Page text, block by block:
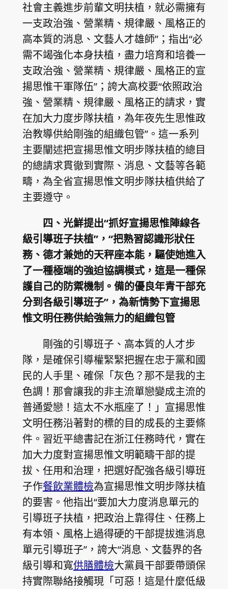
社會主義進步前輩文明扶植，就必需擁有
一支政治強、營業精、規律嚴、風格正的
高本質的消息、文藝人才雄師”；指出“必
需不竭強化本身扶植，盡力培育和培養一
支政治強、營業精、規律嚴、風格正的宣
揚思惟干軍隊伍”；誇大高校要“依照政治
強、營業精、規律嚴、風格正的請求，實
在加大力度步隊扶植，為年夜先生思惟政
治教導供給剛強的組織包管”。這一系列
主要闡述把宣揚思惟文明步隊扶植的總目
的總請求貫徹到實際、消息、文藝等各範
疇，為全省宣揚思惟文明步隊扶植供給了
主要遵守。
四、光鮮提出“抓好宣揚思惟陣線各
級引導班子扶植”，“把熟習認識形狀任
務、德才兼她的天秤座本能，驅使她進入
了一種極端的強迫協調模式，這是一種保
護自己的防禦機制。備的優良年青干部充
分到各級引導班子”，為新情勢下宣揚思
惟文明任務供給強無力的組織包管
剛強的引導班子、高本質的人才步
隊，是確保引導權緊緊把握在忠于黨和國
民的人手里、確保「灰色？那不是我的主
色調！那會讓我的非主流單戀變成主流的
普通愛戀！這太不水瓶座了！」宣揚思惟
文明任務沿著對的標的目的成長的主要條
件。習近平總書記在浙江任務時代，實在
加大力度對宣揚思惟文明範疇干部的提
拔、任用和治理，把選好配強各級引導班
子作餐飲業體檢為宣揚思惟文明步隊扶植
的要害。他指出“要加大力度消息單元的
引導班子扶植，把政治上靠得住、任務上
有本領、風格上過得硬的干部提拔進消息
單元引導班子”，誇大“消息、文藝界的各
級引導和寬供膳體檢大黨員干部要帶頭保
持實際聯絡接觸現「可惡！這是什麼低級